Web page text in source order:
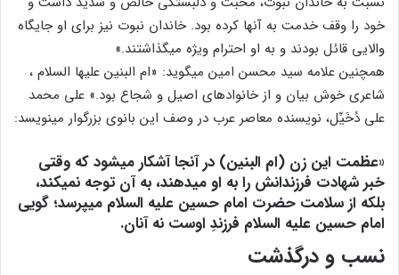
خود را وقف خدمت به آن‏ها کرده بود. خاندان نبوت نیز برای او جایگاه
والایی قائل بودند و به او احترام ویژه می‏گذاشتند.»
هم‏چنین علامه سید محسن امین می‏گوید: «ام البنین علیها السلام ،
شاعری خوش‏ بیان و از خانواده‏ای اصیل و شجاع بود.» علی محمد
علی دُخَیِّل، نویسنده معاصر عرب در وصف این بانوی بزرگوار می‏نویسد:
«عظمت این زن (ام البنین) در آن‏جا آشکار می‏شود که وقتی
خبر شهادت فرزندانش را به او می‏دهند، به آن توجه نمی‏کند،
بلکه از سلامت حضرت امام حسین علیه ‏السلام می‏پرسد؛ گویی
امام حسین علیه‏ السلام فرزندِ اوست نه آنان.
نسب و درگذشت